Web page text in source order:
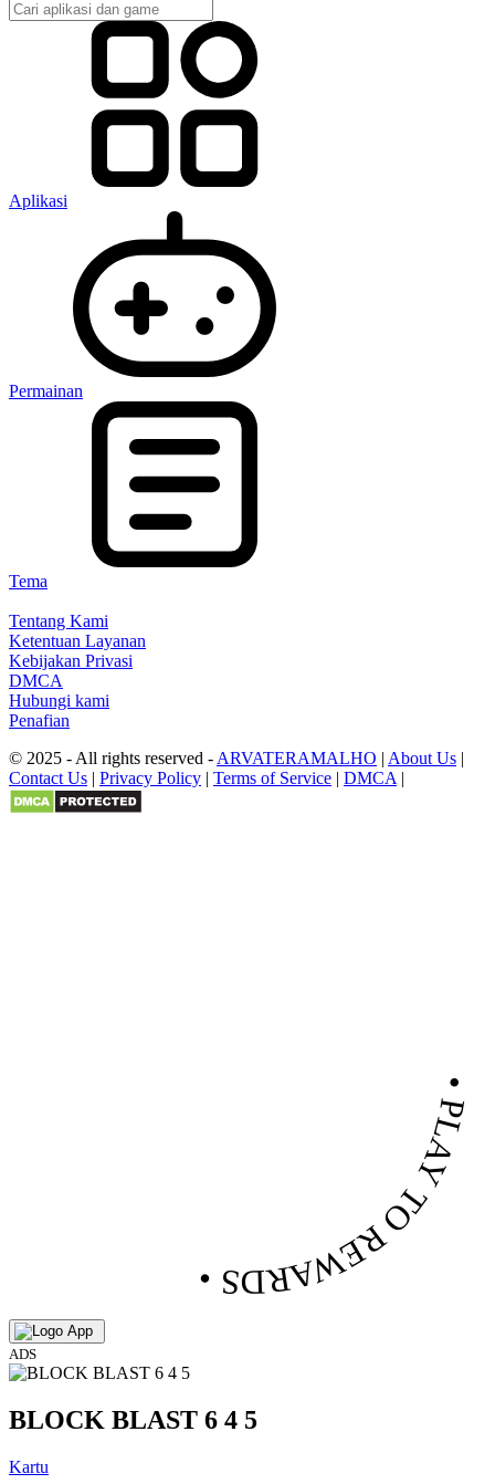
Aplikasi
Permainan
Tema
Tentang Kami
Ketentuan Layanan
Kebijakan Privasi
DMCA
Hubungi kami
Penafian
© 2025 - All rights reserved - ARVATERAMALHO | About Us |
Contact Us | Privacy Policy | Terms of Service | DMCA |
• PLAY TO REWARDS •
ADS
BLOCK BLAST 6 4 5
Kartu